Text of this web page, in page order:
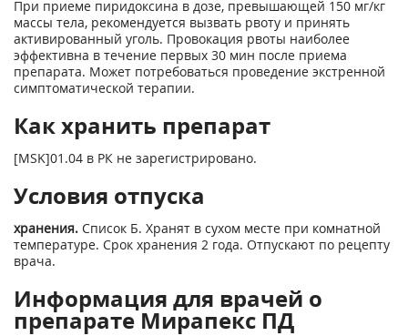
При приеме пиридоксина в дозе, превышающей 150 мг/кг
массы тела, рекомендуется вызвать рвоту и принять
активированный уголь. Провокация рвоты наиболее
эффективна в течение первых 30 мин после приема
препарата. Может потребоваться проведение экстренной
симптоматической терапии.
Как хранить препарат
[MSK]01.04 в РК не зарегистрировано.
Условия отпуска
хранения. Список Б. Хранят в сухом месте при комнатной
температуре. Срок хранения 2 года. Отпускают по рецепту
врача.
Информация для врачей о
препарате Мирапекс ПД